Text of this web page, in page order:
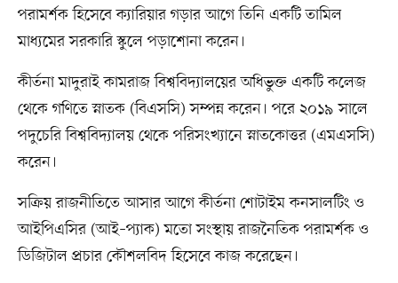
পরামর্শক হিসেবে ক্যারিয়ার গড়ার আগে তিনি একটি তামিল
মাধ্যমের সরকারি স্কুলে পড়াশোনা করেন।
কীর্তনা মাদুরাই কামরাজ বিশ্ববিদ্যালয়ের অধিভুক্ত একটি কলেজ
থেকে গণিতে স্নাতক (বিএসসি) সম্পন্ন করেন। পরে ২০১৯ সালে
পদুচেরি বিশ্ববিদ্যালয় থেকে পরিসংখ্যানে স্নাতকোত্তর (এমএসসি)
করেন।
সক্রিয় রাজনীতিতে আসার আগে কীর্তনা শোটাইম কনসালটিং ও
আইপিএসির (আই–প্যাক) মতো সংস্থায় রাজনৈতিক পরামর্শক ও
ডিজিটাল প্রচার কৌশলবিদ হিসেবে কাজ করেছেন।